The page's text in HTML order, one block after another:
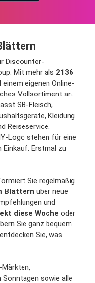
Discounter-
Mit mehr als 2136
einem eigenen Online-
Vollsortiment an.
SB-Fleisch,
Kleidung
Reiseservice.
Logo stehen für eine
Einkauf. Erstmal zu
Sie regelmäßig
Blättern über neue
und
diese Woche oder
Sie ganz bequem
Sie, was
sowie alle